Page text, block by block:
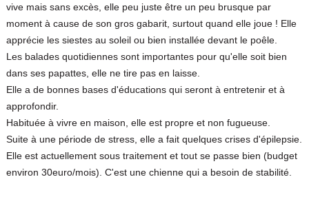
vive mais sans excès, elle peu juste être un peu brusque par
moment à cause de son gros gabarit, surtout quand elle joue ! Elle
apprécie les siestes au soleil ou bien installée devant le poêle.
Les balades quotidiennes sont importantes pour qu'elle soit bien
dans ses papattes, elle ne tire pas en laisse.
Elle a de bonnes bases d'éducations qui seront à entretenir et à
approfondir.
Habituée à vivre en maison, elle est propre et non fugueuse.
Suite à une période de stress, elle a fait quelques crises d'épilepsie.
Elle est actuellement sous traitement et tout se passe bien (budget
environ 30euro/mois). C'est une chienne qui a besoin de stabilité.